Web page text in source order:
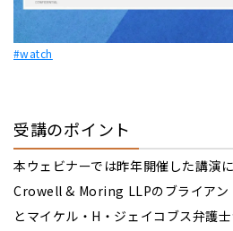
#watch
受講のポイント
本ウェビナーでは昨年開催した講演
Crowell & Moring LLPのブライアン
とマイケル・H・ジェイコブス弁護